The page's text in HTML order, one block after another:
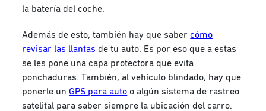
la batería del coche.
Además de esto, también hay que sabercómo
revisar las llantas de tu auto. Es por eso que a estas
se les pone una capa protectora que evita
ponchaduras. También, al vehículo blindado, hay que
ponerle un GPS para auto o algún sistema de rastreo
satelital para saber siempre la ubicación del carro.